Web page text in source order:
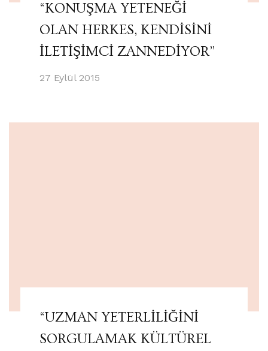
“KONUŞMA YETENEĞİ
OLAN HERKES, KENDİSİNİ
İLETİŞİMCİ ZANNEDİYOR”
27 Eylül 2015
“UZMAN YETERLİLİĞİNİ
SORGULAMAK KÜLTÜREL